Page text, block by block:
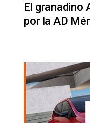
El granadino
por la AD